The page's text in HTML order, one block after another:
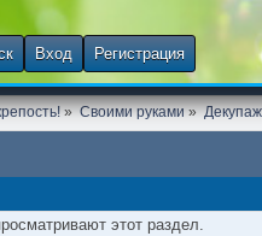
Вход Регистрация
» Своими руками» Декупаж
этот раздел.